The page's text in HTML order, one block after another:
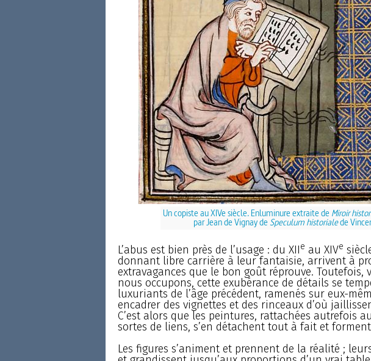
Un copiste au XIVe siècle. Enluminure extraite de Miroir
par Jean de Vignay de Speculum historialede
L’abus est bien près de l’usage : du XIIe au XIVe
donnant libre carrière à leur fantaisie, arrivent à
extravagances que le bon goût réprouve. Toutefois,
nous occupons, cette exubérance de détails se
luxuriants de l’âge précédent, ramenés sur eux-
encadrer des vignettes et des rinceaux d’où
C’est alors que les peintures, rattachées autrefois
sortes de liens, s’en détachent tout à fait et
Les figures s’animent et prennent de la réalité ;